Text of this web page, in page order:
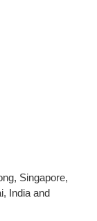
Singapore,
India and